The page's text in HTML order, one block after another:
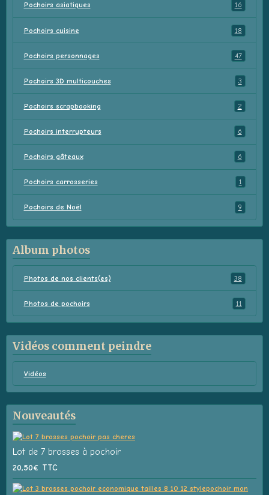
Pochoirs asiatiques 16
Pochoirs cuisine 18
Pochoirs personnages 47
Pochoirs 3D multicouches 3
Pochoirs scrapbooking 2
Pochoirs interrupteurs 6
Pochoirs gâteaux 6
Pochoirs carrosseries 1
Pochoirs de Noël 9
Album photos
Photos de nos clients(es) 38
Photos de pochoirs 11
Vidéos comment peindre
Vidéos
Nouveautés
Lot de 7 brosses à pochoir
20,50€ TTC